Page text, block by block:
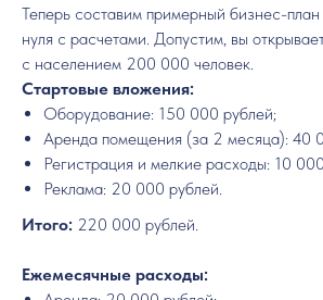
Теперь составим примерный бизнес-
нуля с расчетами. Допустим, вы
с населением 200 000 человек.
Стартовые вложения:
Оборудование: 150 000 рублей;
Аренда помещения (за 2 месяца): 40
Регистрация и мелкие расходы: 10
Реклама: 20 000 рублей.
Итого: 220 000 рублей.
Ежемесячные расходы: